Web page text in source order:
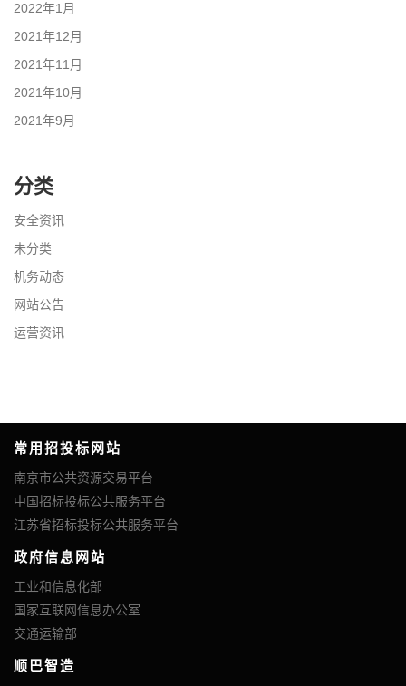
2022年1月
2021年12月
2021年11月
2021年10月
2021年9月
分类
安全资讯
未分类
机务动态
网站公告
运营资讯
常用招投标网站
南京市公共资源交易平台
中国招标投标公共服务平台
江苏省招标投标公共服务平台
政府信息网站
工业和信息化部
国家互联网信息办公室
交通运输部
顺巴智造